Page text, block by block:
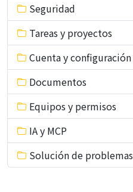
Seguridad
Tareas y proyectos
Cuenta y configuración
Documentos
Equipos y permisos
IA y MCP
Solución de problemas